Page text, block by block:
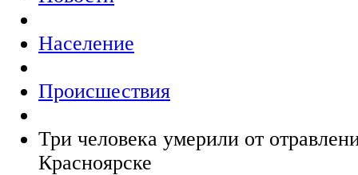
Население
Происшествия
Три человека умерили от
Красноярске